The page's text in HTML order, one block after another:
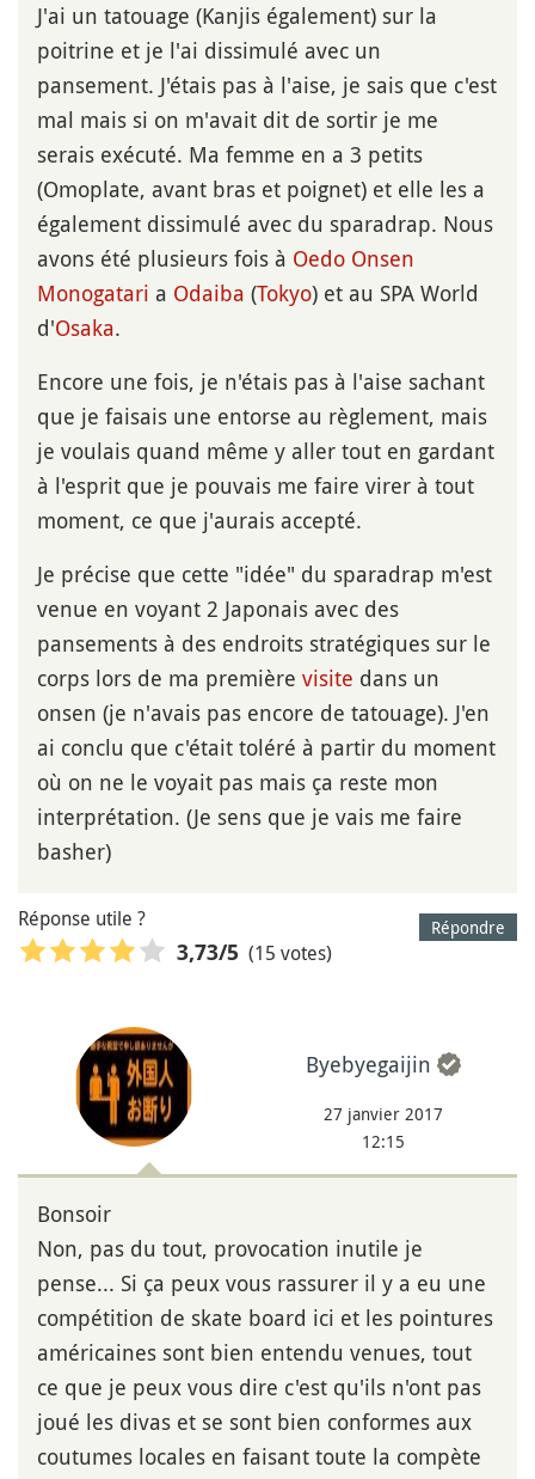
J'ai un tatouage (Kanjis également) sur la
poitrine et je l'ai dissimulé avec un
pansement. J'étais pas à l'aise, je sais que c'est
mal mais si on m'avait dit de sortir je me
serais exécuté. Ma femme en a 3 petits
(Omoplate, avant bras et poignet) et elle les a
également dissimulé avec du sparadrap. Nous
avons été plusieurs fois à Oedo Onsen
Monogatari a Odaiba (Tokyo) et au SPA World
d'Osaka.
Encore une fois, je n'étais pas à l'aise sachant
que je faisais une entorse au règlement, mais
je voulais quand même y aller tout en gardant
à l'esprit que je pouvais me faire virer à tout
moment, ce que j'aurais accepté.
Je précise que cette "idée" du sparadrap m'est
venue en voyant 2 Japonais avec des
pansements à des endroits stratégiques sur le
corps lors de ma première visite dans un
onsen (je n'avais pas encore de tatouage). J'en
ai conclu que c'était toléré à partir du moment
où on ne le voyait pas mais ça reste mon
interprétation. (Je sens que je vais me faire
basher)
Répondre
Réponse utile ?
3,73/5 (15 votes)
Byebyegaijin
27 janvier 2017
12:15
Bonsoir
Non, pas du tout, provocation inutile je
pense... Si ça peux vous rassurer il y a eu une
compétition de skate board ici et les pointures
américaines sont bien entendu venues, tout
ce que je peux vous dire c'est qu'ils n'ont pas
joué les divas et se sont bien conformes aux
coutumes locales en faisant toute la compète